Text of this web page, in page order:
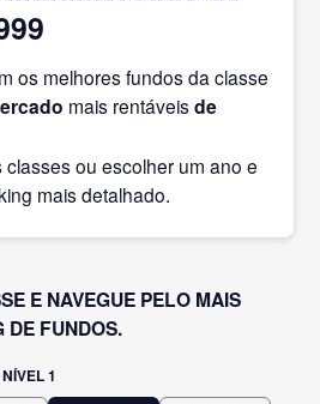
os melhores fundos da classe
mais rentáveisde
ou escolher um ano e
mais detalhado.
E NAVEGUE PELO MAIS
DE FUNDOS.
1